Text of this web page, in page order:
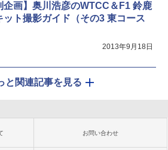
企画】奥川浩彦のWTCC＆F1 鈴鹿
ット撮影ガイド（その3 東コース
2013年9月18日
と関連記事を見る
お問い合わせ